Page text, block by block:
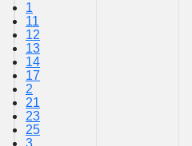
1
11
12
13
14
17
2
21
23
25
3